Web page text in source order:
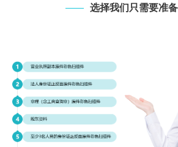
选择我们只需要准备